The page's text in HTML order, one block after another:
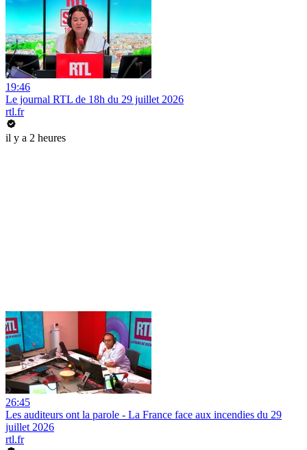
19:46
Le journal RTL de 18h du 29 juillet 2026
rtl.fr
il y a 2 heures
26:45
Les auditeurs ont la parole - La France face aux incendies du 29
juillet 2026
rtl.fr